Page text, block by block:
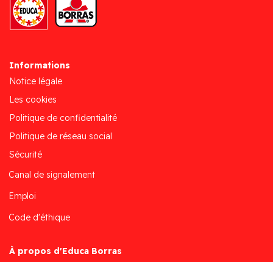
Informations
Notice légale
Les cookies
Politique de confidentialité
Politique de réseau social
Sécurité
Canal de signalement
Emploi
Code d'éthique
À propos d'Educa Borras